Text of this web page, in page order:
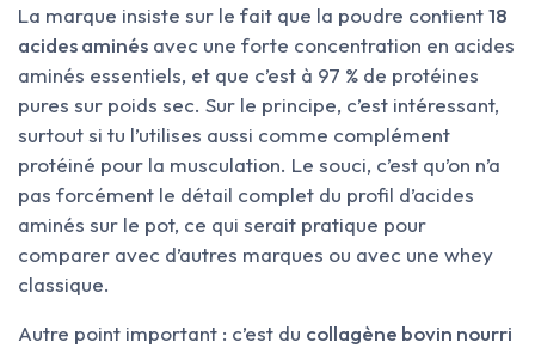
La marque insiste sur le fait que la poudre contient18
acides aminés avec une forte concentration en acides
aminés essentiels, et que c’est à 97 % de protéines
pures sur poids sec. Sur le principe, c’est intéressant,
surtout si tu l’utilises aussi comme complément
protéiné pour la musculation. Le souci, c’est qu’on n’a
pas forcément le détail complet du profil d’acides
aminés sur le pot, ce qui serait pratique pour
comparer avec d’autres marques ou avec une whey
classique.
Autre point important : c’est du collagène bovin nourri